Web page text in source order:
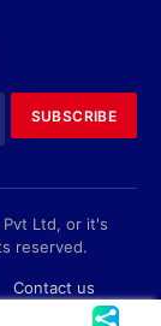
SUBSCRIBE
Ltd, or it's
reserved.
Contact us